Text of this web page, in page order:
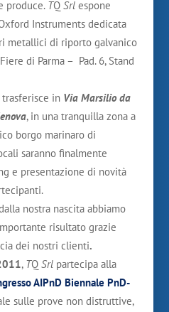
produce. TQ Srl espone
Instruments dedicata
metallici di riporto galvanico
di Parma – Pad. 6, Stand
trasferisce in Via Marsilio da
, in una tranquilla zona a
borgo marinaro di
saranno finalmente
e presentazione di novità
nostra nascita abbiamo
risultato grazie
dei nostri clienti.
, TQ Srl partecipa alla
AIPnD Biennale PnD-
sulle prove non distruttive,